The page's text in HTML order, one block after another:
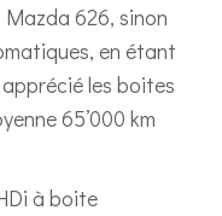
626, sinon
en étant
les boites
65’000 km
à boite